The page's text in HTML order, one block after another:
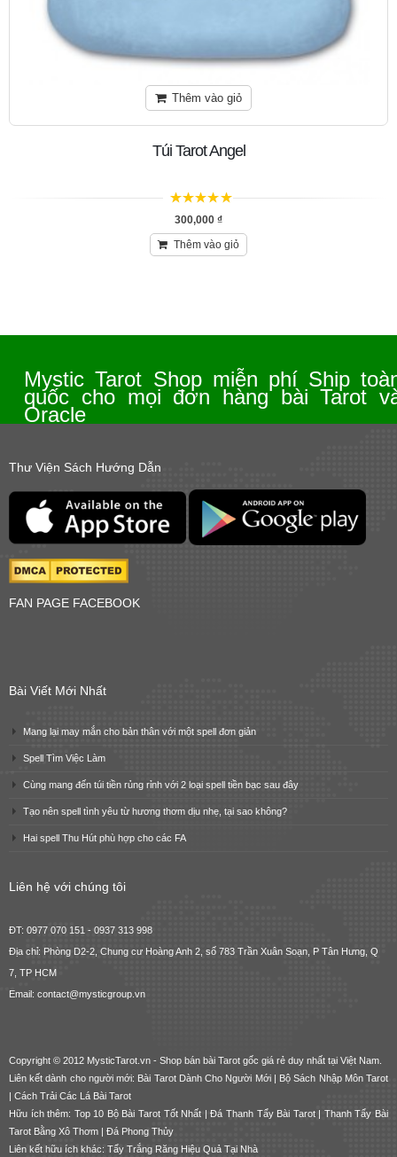
Thêm vào giỏ
Túi Tarot Angel
trên 5
300,000 ₫
Thêm vào giỏ
Mystic Tarot Shop miễn phí Ship
quốc cho mọi đơn hàng bài Tarot
Oracle
Thư Viện Sách Hướng Dẫn
FAN PAGE FACEBOOK
Bài Viết Mới Nhất
Mang lại may mắn cho bản thân với một spell đơn giản
Spell Tìm Việc Làm
Cùng mang đến túi tiền rủng rỉnh với 2 loại spell tiền bạc sau đây
Tạo nên spell tình yêu từ hương thơm dịu nhẹ, tại sao không?
Hai spell Thu Hút phù hợp cho các FA
Liên hệ với chúng tôi
ĐT: 0977 070 151 - 0937 313 998
Địa chỉ: Phòng D2-2, Chung cư Hoàng Anh 2, số 783 Trần Xuân Soạn, P Tân Hưng, Q
7, TP HCM
Email: contact@mysticgroup.vn
Copyright © 2012 MysticTarot.vn - Shop bán bài Tarot gốc giá rẻ duy nhất tại Việt Nam.
Liên kết dành cho người mới: Bài Tarot Dành Cho Người Mới|
Bộ Sách Nhập Môn Tarot
Cách Trải Các Lá Bài Tarot
Hữu ích thêm: Top 10 Bộ Bài Tarot Tốt Nhất |Đá Thanh Tẩy Bài Tarot| Thanh Tẩy Bài
Tarot Bằng Xô Thơm
Đá Phong Thủy
Liên kết hữu ích khác: Tẩy Trắng Răng Hiệu Quả Tại Nhà